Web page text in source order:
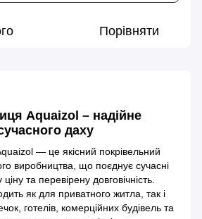
Порівняти
Aquaizol – надійне
даху
— це якісний покрівельний
виробництва, що поєднує сучасні
та перевірену довговічність.
як для приватного житла, так і
готелів, комерційних будівель та